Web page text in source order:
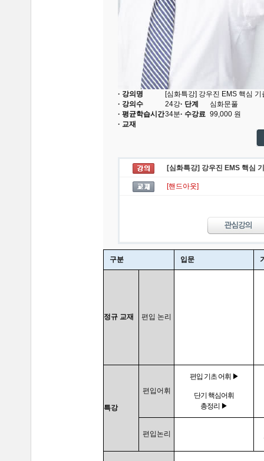
· 강의명
[심화특강] 강우진 EMS 핵심
· 강의수
24강· 단계
심화문풀
· 평균학습시간34분· 수강료 99,000 원
· 교재
[심화특강] 강우진 EMS 핵심
[핸드아웃]
구분 입문
정규 교재 편입 논리
특강
편입어휘
편입 기초 어휘 ▶
단기 핵심어휘
총정리 ▶
편입논리